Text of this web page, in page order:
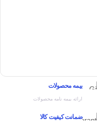
بیمه محصولات
ارائه بیمه نامه محصولات
ضمانت کیفیت کالا